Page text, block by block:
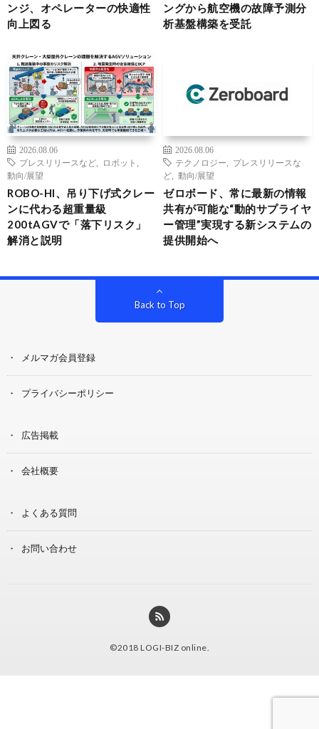
ンジ、オペレーターの快適性
向上図る
ングから航空機の故障予測分
析基盤構築を受託
2026.08.06
プレスリリースなど
ロボット
動向/展望
ROBO-HI、吊り下げ式クレー
ンに代わる超重量級
200tAGVで「落下リスク」
解消と説明
2026.08.06
テクノロジー
プレスリリースな
ど
動向/展望
ゼロボード、常に最新の情報
共有が可能な“動的サプライヤ
ー管理”実現する新システムの
提供開始へ
Back to Top
メルマガ会員登録
プライバシーポリシー
広告掲載
会社概要
よくある質問
お問い合わせ
©2018 LOGI-BIZ online.